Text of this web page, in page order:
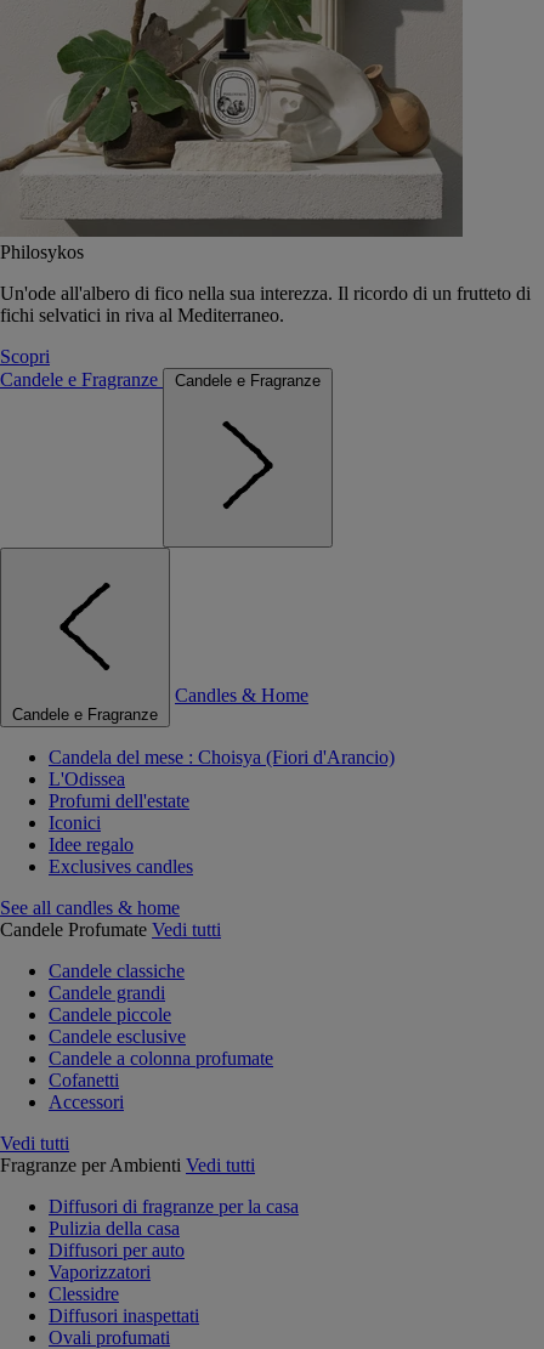
Philosykos
Un'ode all'albero di fico nella sua interezza. Il ricordo di un frutteto di
fichi selvatici in riva al Mediterraneo.
Scopri
Candele e Fragranze
Candele e Fragranze
Candele e Fragranze
Candles & Home
Candela del mese : Choisya (Fiori d'Arancio)
L'Odissea
Profumi dell'estate
Iconici
Idee regalo
Exclusives candles
See all candles & home
Candele Profumate Vedi tutti
Candele classiche
Candele grandi
Candele piccole
Candele esclusive
Candele a colonna profumate
Cofanetti
Accessori
Vedi tutti
Fragranze per Ambienti Vedi tutti
Diffusori di fragranze per la casa
Pulizia della casa
Diffusori per auto
Vaporizzatori
Clessidre
Diffusori inaspettati
Ovali profumati